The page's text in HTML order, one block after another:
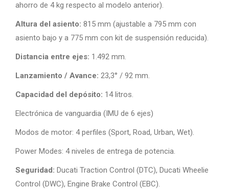
ahorro de 4 kg respecto al modelo anterior).
Altura del asiento: 815 mm (ajustable a 795 mm con
asiento bajo y a 775 mm con kit de suspensión reducida).
Distancia entre ejes: 1.492 mm.
Lanzamiento / Avance: 23,3° / 92 mm.
Capacidad del depósito: 14 litros.
Electrónica de vanguardia (IMU de 6 ejes)
Modos de motor: 4 perfiles (Sport, Road, Urban, Wet).
Power Modes: 4 niveles de entrega de potencia.
Seguridad: Ducati Traction Control (DTC), Ducati Wheelie
Control (DWC), Engine Brake Control (EBC).